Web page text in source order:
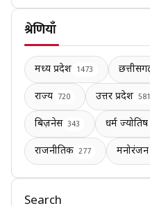
श्रेणियाँ
मध्य प्रदेश 1473
राज्य 720 उत्तर प्रदेश 581
बिज़नेस 343 धर्म ज्योतिष
राजनीतिक 277 मनोरंजन
Search